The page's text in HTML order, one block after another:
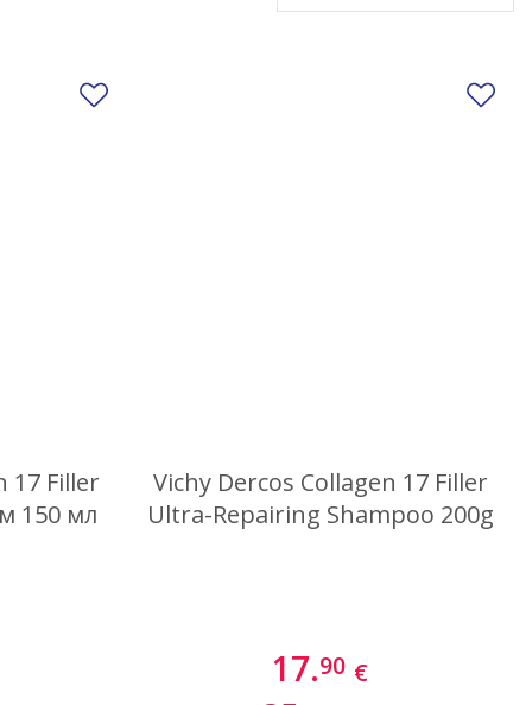
17 Filler
150 мл
Vichy Dercos Collagen 17 Filler
Ultra-Repairing Shampoo 200g
17.90 €